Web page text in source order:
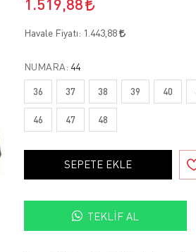
1.519,88
Havale Fiyatı: 1.443,88
NUMARA: 44
36 37 38 39 40
46 47 48
SEPETE EKLE
TEKLIF AL